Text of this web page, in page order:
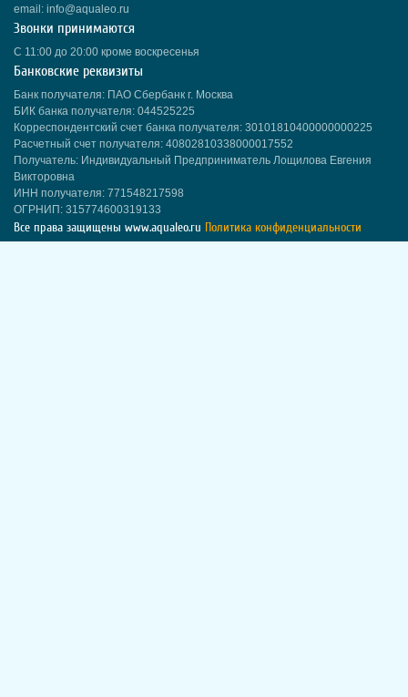
email: info@aqualeo.ru
Звонки принимаются
С 11:00 до 20:00 кроме воскресенья
Банковские реквизиты
Банк получателя: ПАО Сбербанк г. Москва
БИК банка получателя: 044525225
Корреспондентский счет банка получателя: 30101810400000000225
Расчетный счет получателя: 40802810338000017552
Получатель: Индивидуальный Предприниматель Лощилова Евгения
Викторовна
ИНН получателя: 771548217598
ОГРНИП: 315774600319133
Все права защищены www.aqualeo.ru Политика конфиденциальности